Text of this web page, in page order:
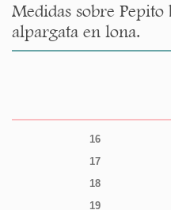
Medidas sobre
alpargata en lona.
16
17
18
19